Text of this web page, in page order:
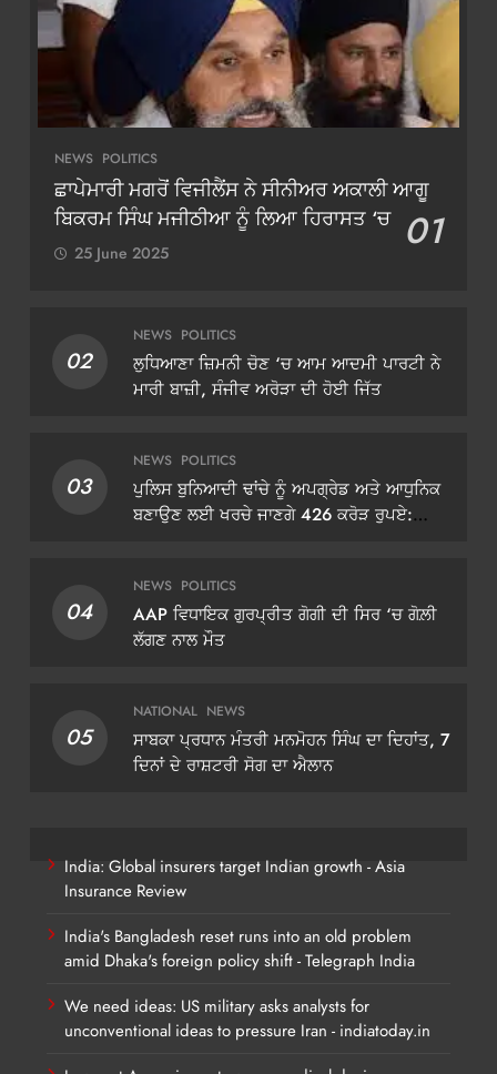
NEWS POLITICS
ਛਾਪੇਮਾਰੀ ਮਗਰੋਂ ਵਿਜੀਲੈਂਸ ਨੇ ਸੀਨੀਅਰ ਅਕਾਲੀ ਆਗੂ
ਬਿਕਰਮ ਸਿੰਘ ਮਜੀਠੀਆ ਨੂੰ ਲਿਆ ਹਿਰਾਸਤ ‘ਚ 01
25 June 2025
02
NEWS POLITICS
ਲੁਧਿਆਣਾ ਜ਼ਿਮਨੀ ਚੋਣ ‘ਚ ਆਮ ਆਦਮੀ ਪਾਰਟੀ ਨੇ
ਮਾਰੀ ਬਾਜ਼ੀ, ਸੰਜੀਵ ਅਰੋੜਾ ਦੀ ਹੋਈ ਜਿੱਤ
03
NEWS POLITICS
ਪੁਲਿਸ ਬੁਨਿਆਦੀ ਢਾਂਚੇ ਨੂੰ ਅਪਗ੍ਰੇਡ ਅਤੇ ਆਧੁਨਿਕ
ਬਣਾਉਣ ਲਈ ਖਰਚੇ ਜਾਣਗੇ 426 ਕਰੋੜ ਰੁਪਏ:
04
NEWS POLITICS
AAP ਵਿਧਾਇਕ ਗੁਰਪ੍ਰੀਤ ਗੋਗੀ ਦੀ ਸਿਰ ‘ਚ ਗੋਲ਼ੀ
ਲੱਗਣ ਨਾਲ ਮੌਤ
05
NATIONAL NEWS
ਸਾਬਕਾ ਪ੍ਰਧਾਨ ਮੰਤਰੀ ਮਨਮੋਹਨ ਸਿੰਘ ਦਾ ਦਿਹਾਂਤ, 7
ਦਿਨਾਂ ਦੇ ਰਾਸ਼ਟਰੀ ਸੋਗ ਦਾ ਐਲਾਨ
India: Global insurers target Indian growth - Asia
Insurance Review
India's Bangladesh reset runs into an old problem
amid Dhaka's foreign policy shift - Telegraph India
We need ideas: US military asks analysts for
unconventional ideas to pressure Iran - indiatoday.in